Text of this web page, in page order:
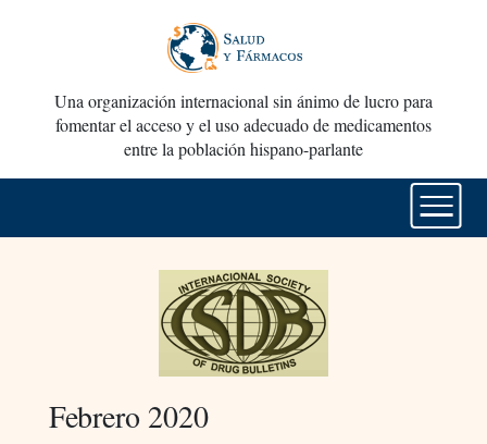
Una organización internacional sin ánimo de lucro para
fomentar el acceso y el uso adecuado de medicamentos
entre la población hispano-parlante
Febrero 2020